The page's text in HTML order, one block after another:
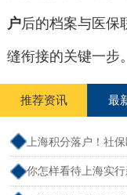
户后的档案与医保
缝衔接的关键一步。
推荐资讯 最
上海积分落户！社
断交需要重新计算
你怎样看待上海实